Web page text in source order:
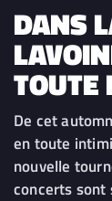
DANS
TOUTE
De cet
en toute
nouvelle
concerts sont